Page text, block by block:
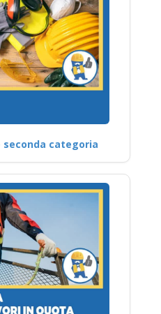
seconda categoria